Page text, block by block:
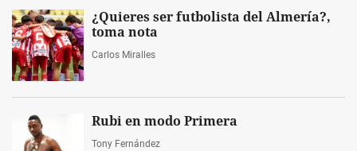
¿Quieres ser futbolista del Almería?,
toma nota
Carlos Miralles
Rubi en modo Primera
Tony Fernández